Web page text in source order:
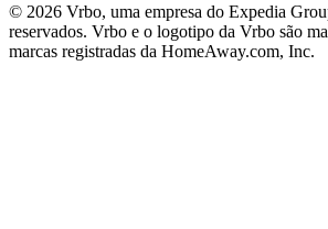
© 2026 Vrbo, uma empresa do Expedia
reservados. Vrbo e o logotipo da Vrbo são
marcas registradas da HomeAway.com, Inc.